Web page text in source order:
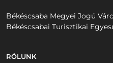
Békéscsaba Megyei Jogú
Békéscsabai Turisztikai
RÓLUNK